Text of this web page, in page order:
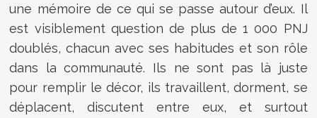
une mémoire de ce qui se passe autour d’eux. Il
est visiblement question de plus de 1 000 PNJ
doublés, chacun avec ses habitudes et son rôle
dans la communauté. Ils ne sont pas là juste
pour remplir le décor, ils travaillent, dorment, se
déplacent, discutent entre eux, et surtout